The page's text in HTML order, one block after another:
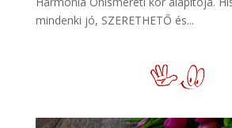
mindenki jó, SZERETHETŐ és...